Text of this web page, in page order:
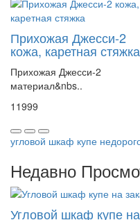
Прихожая Джесси-2
кожа, каретная стяжка
Прихожая Джесси-2
материал&nbs..
11999
угловой шкаф купе
Недавно
Угловой шкаф купе